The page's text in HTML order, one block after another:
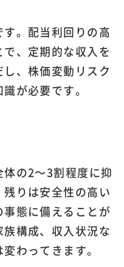
。配当利回りの高
、定期的な収入を
、株価変動リスク
が必要です。
の2～3割程度に抑
りは安全性の高い
態に備えることが
構成、収入状況な
わってきます。